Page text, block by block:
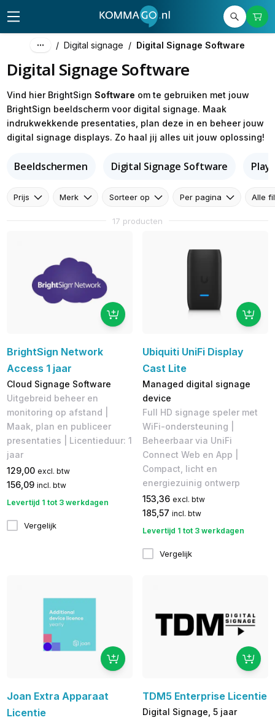
/ Digital signage / Digital Signage Software
Digital Signage Software
Vind hier BrightSign Software om te gebruiken met jouw
BrightSign beeldscherm voor digital signage. Maak
indrukwekkende presentaties, plan deze in en beheer jouw
digital signage displays. Zo haal jij alles uit jouw oplossing!
Beeldschermen Digital Signage Software
Prijs Merk Sorteer op Per pagina Alle
17 producten
BrightSign Network
Access 1 jaar
Cloud Signage Software
Uitgebreid beheer en
monitoring op afstand |
Maak, plan en publiceer
presentaties | Licentieduur: 1
jaar
129,00 excl. btw
156,09 incl. btw
Levertijd 1 tot 3 werkdagen
Vergelijk
Ubiquiti UniFi Display
Cast Lite
Managed digital signage
device
Full HD signage speler met
WiFi-ondersteuning |
Beheerbaar via UniFi
Connect Web en App |
Compact, licht en
energiezuinig ontwerp
153,36 excl. btw
185,57 incl. btw
Levertijd 1 tot 3 werkdagen
Vergelijk
Joan Extra Apparaat
Licentie
TDM5 Enterprise Licentie
Digital Signage, 5 jaar